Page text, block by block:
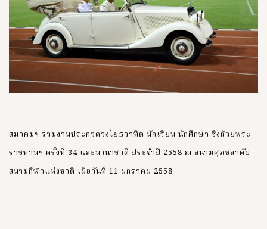
สมาคมฯ ร่วมงานประกวดวงโยธวาทิต นักเรียน นักศึกษา ชิงถ้วยพระ
ราชทานฯ ครั้งที่ 34 และนานาชาติ ประจำปี 2558 ณ สนามศุภชลาศัย
สนามกีฬาแห่งชาติ เมื่อวันที่ 11 มกราคม 2558